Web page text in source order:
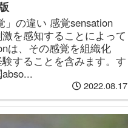
の違い 感覚sensation
を感知することによって
は、その感覚を組織化
することを含みます。す
2022.08.17